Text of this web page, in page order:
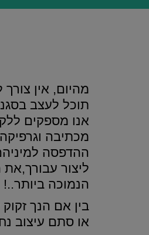
מהיום, אין צורך
תוכל לעצב
אנו מספקים
מכתיבה
ההדפסה
ליצור
הנמוכה ביותר..!
בין אם הנך
או סתם עיצוב